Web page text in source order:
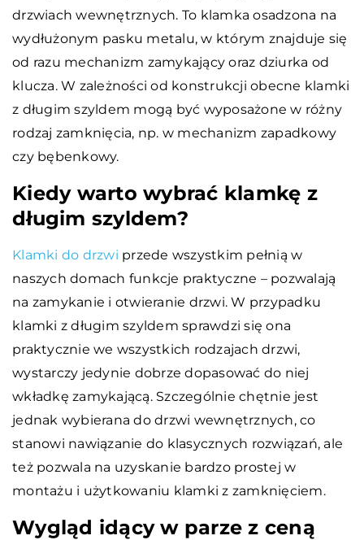
drzwiach wewnętrznych. To klamka osadzona na
wydłużonym pasku metalu, w którym znajduje się
od razu mechanizm zamykający oraz dziurka od
klucza. W zależności od konstrukcji obecne klamki
z długim szyldem mogą być wyposażone w różny
rodzaj zamknięcia, np. w mechanizm zapadkowy
czy bębenkowy.
Kiedy warto wybrać klamkę z
długim szyldem?
Klamki do drzwi przede wszystkim pełnią w
naszych domach funkcje praktyczne – pozwalają
na zamykanie i otwieranie drzwi. W przypadku
klamki z długim szyldem sprawdzi się ona
praktycznie we wszystkich rodzajach drzwi,
wystarczy jedynie dobrze dopasować do niej
wkładkę zamykającą. Szczególnie chętnie jest
jednak wybierana do drzwi wewnętrznych, co
stanowi nawiązanie do klasycznych rozwiązań, ale
też pozwala na uzyskanie bardzo prostej w
montażu i użytkowaniu klamki z zamknięciem.
Wygląd idący w parze z ceną